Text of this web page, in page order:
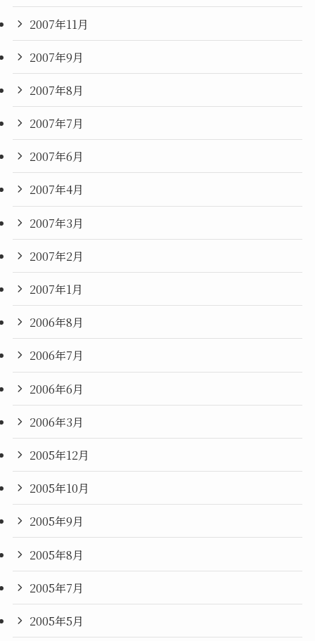
2007年11月
2007年9月
2007年8月
2007年7月
2007年6月
2007年4月
2007年3月
2007年2月
2007年1月
2006年8月
2006年7月
2006年6月
2006年3月
2005年12月
2005年10月
2005年9月
2005年8月
2005年7月
2005年5月